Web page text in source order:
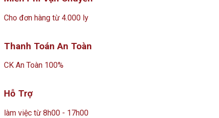
Cho đơn hàng từ 4.000 ly
Thanh Toán An Toàn
CK An Toàn 100%
Hỗ Trợ
làm việc từ 8h00 - 17h00